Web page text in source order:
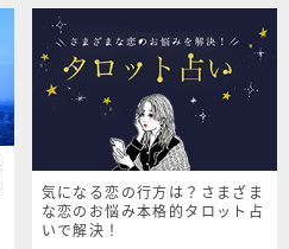
気になる恋の行方は？さまざま
な恋のお悩み本格的タロット占
いで解決！